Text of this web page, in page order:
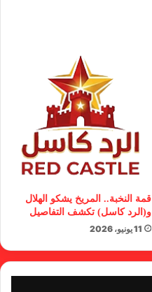
قمة النخبة.. المريخ يشكو الهلال
و(الرد كاسل) تكشف التفاصيل
11 يونيو، 2026